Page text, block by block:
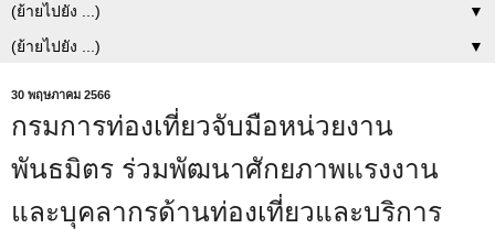
▼
▼
30 พฤษภาคม 2566
กรมการท่องเที่ยวจับมือหน่วยงาน
พันธมิตร ร่วมพัฒนาศักยภาพแรงงาน
และบุคลากรด้านท่องเที่ยวและบริการ